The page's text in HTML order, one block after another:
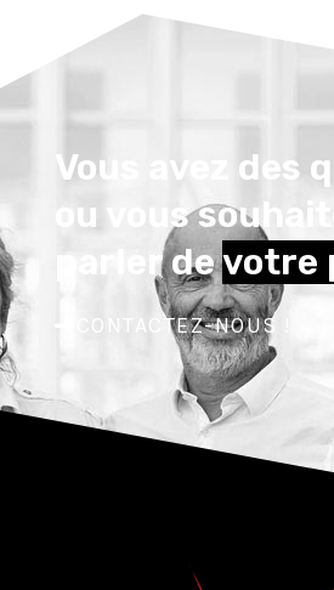
Vous avez des
ou vous
parler devotre
CONTACTEZ-NOUS !